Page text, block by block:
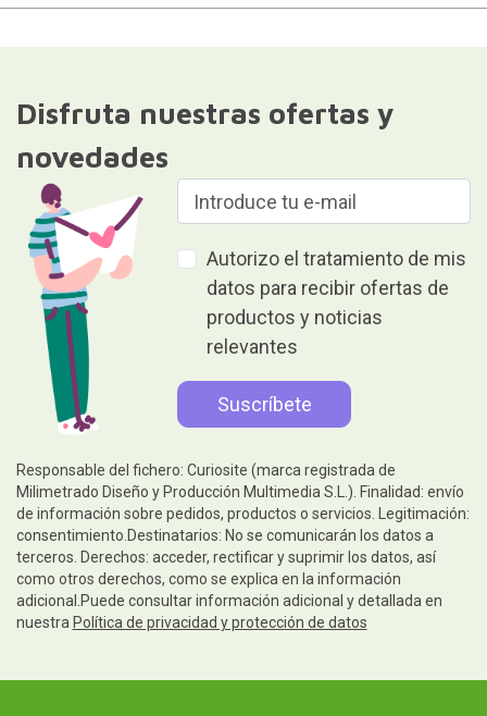
Disfruta nuestras ofertas y
novedades
Autorizo el tratamiento de mis
datos para recibir ofertas de
productos y noticias
relevantes
Responsable del fichero: Curiosite (marca registrada de
Milimetrado Diseño y Producción Multimedia S.L.). Finalidad: envío
de información sobre pedidos, productos o servicios. Legitimación:
consentimiento.Destinatarios: No se comunicarán los datos a
terceros. Derechos: acceder, rectificar y suprimir los datos, así
como otros derechos, como se explica en la información
adicional.Puede consultar información adicional y detallada en
nuestra Política de privacidad y protección de datos